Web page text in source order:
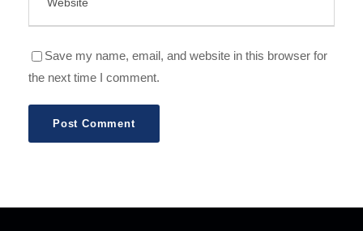
Save my name, email, and website in this browser for
the next time I comment.